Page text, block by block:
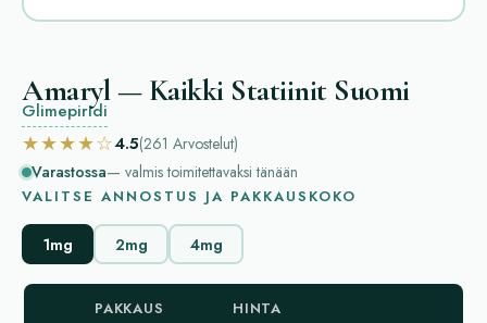
Amaryl — Kaikki Statiinit Suomi
Glimepiridi
★★★★☆4.5(261 Arvostelut)
Varastossa— valmis toimitettavaksi tänään
VALITSE ANNOSTUS JA PAKKAUSKOKO
1mg 2mg 4mg
PAKKAUS HINTA